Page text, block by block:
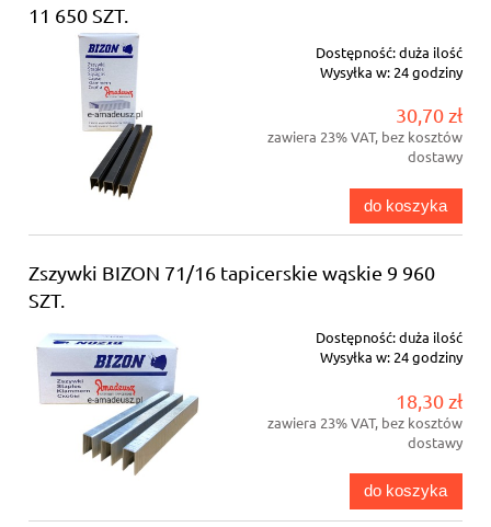
11 650 SZT.
Dostępność:duża ilość
Wysyłka w: 24 godziny
30,70 zł
zawiera 23% VAT, bez kosztów
dostawy
do koszyka
Zszywki BIZON 71/16 tapicerskie wąskie 9 960
SZT.
Dostępność:duża ilość
Wysyłka w: 24 godziny
18,30 zł
zawiera 23% VAT, bez kosztów
dostawy
do koszyka